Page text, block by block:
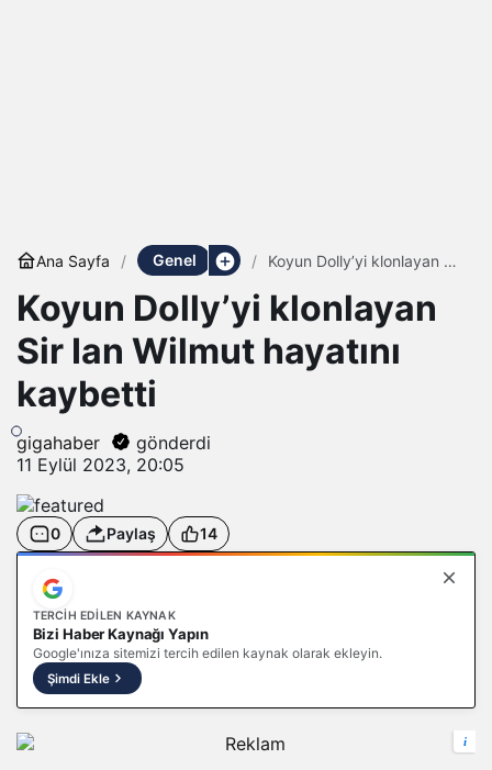
Ana Sayfa Genel
Koyun Dolly’yi klonlayan Sir
kaybetti
Koyun Dolly’yi klonlayan
Sir Ian Wilmut hayatını
kaybetti
gigahaber
gönderdi
11 Eylül 2023, 20:05
0 Paylaş 14
TERCIH EDILEN KAYNAK
Bizi Haber Kaynağı Yapın
Google'ınıza sitemizi tercih edilen kaynak olarak ekleyin.
Şimdi Ekle
i